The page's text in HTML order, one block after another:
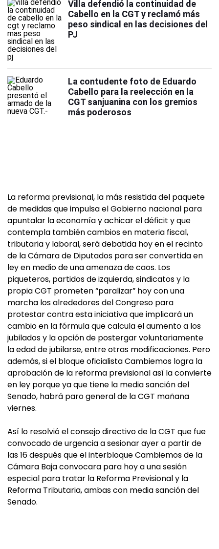
Villa defendió la continuidad de
Cabello en la CGT y reclamó más
peso sindical en las decisiones del
PJ
La contudente foto de Eduardo
Cabello para la reelección en la
CGT sanjuanina con los gremios
más poderosos
La reforma previsional, la más resistida del paquete
de medidas que impulsa el Gobierno nacional para
apuntalar la economía y achicar el déficit y que
contempla también cambios en materia fiscal,
tributaria y laboral, será debatida hoy en el recinto
de la Cámara de Diputados para ser convertida en
ley en medio de una amenaza de caos. Los
piqueteros, partidos de izquierda, sindicatos y la
propia CGT prometen “paralizar” hoy con una
marcha los alrededores del Congreso para
protestar contra esta iniciativa que implicará un
cambio en la fórmula que calcula el aumento a los
jubilados y la opción de postergar voluntariamente
la edad de jubilarse, entre otras modificaciones. Pero
además, si el bloque oficialista Cambiemos logra la
aprobación de la reforma previsional así la convierte
en ley porque ya que tiene la media sanción del
Senado, habrá paro general de la CGT mañana
viernes.
Así lo resolvió el consejo directivo de la CGT que fue
convocado de urgencia a sesionar ayer a partir de
las 16 después que el interbloque Cambiemos de la
Cámara Baja convocara para hoy a una sesión
especial para tratar la Reforma Previsional y la
Reforma Tributaria, ambas con media sanción del
Senado.